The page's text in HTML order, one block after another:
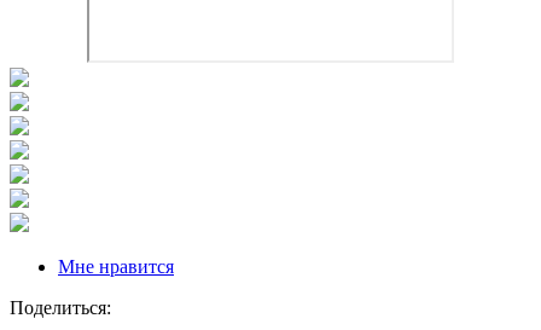
Мне нравится
Поделиться: